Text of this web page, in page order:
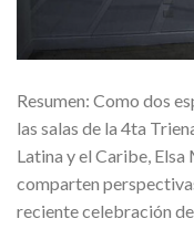
Resumen: Como dos
las salas de la 4ta
Latina y el Caribe,
comparten
reciente celebración